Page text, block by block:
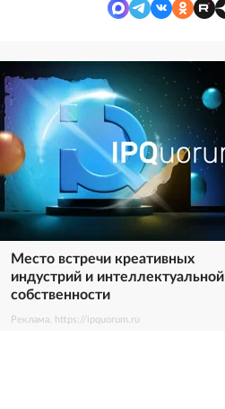
Место встречи креативных
индустрий и интеллектуальной
собственности
Реклама. https://ipquorum.ru